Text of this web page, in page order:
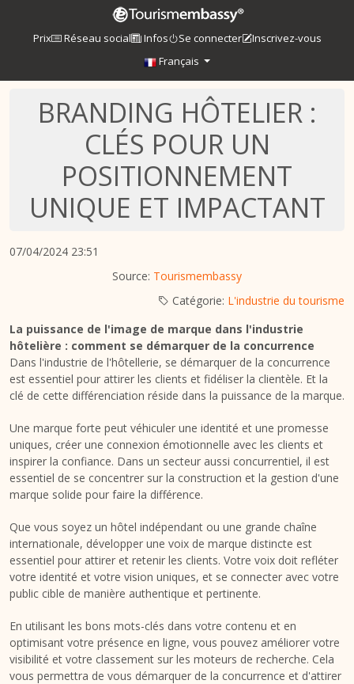
Prix Réseau social Infos Se connecter
Inscrivez-vous
Français
BRANDING HÔTELIER :
CLÉS POUR UN
POSITIONNEMENT
UNIQUE ET IMPACTANT
07/04/2024 23:51
Source: Tourismembassy
Catégorie: L'industrie du tourisme
La puissance de l'image de marque dans l'industrie
hôtelière : comment se démarquer de la concurrence
Dans l'industrie de l'hôtellerie, se démarquer de la concurrence
est essentiel pour attirer les clients et fidéliser la clientèle. Et la
clé de cette différenciation réside dans la puissance de la marque.
Une marque forte peut véhiculer une identité et une promesse
uniques, créer une connexion émotionnelle avec les clients et
inspirer la confiance. Dans un secteur aussi concurrentiel, il est
essentiel de se concentrer sur la construction et la gestion d'une
marque solide pour faire la différence.
Que vous soyez un hôtel indépendant ou une grande chaîne
internationale, développer une voix de marque distincte est
essentiel pour attirer et retenir les clients. Votre voix doit refléter
votre identité et votre vision uniques, et se connecter avec votre
public cible de manière authentique et pertinente.
En utilisant les bons mots-clés dans votre contenu et en
optimisant votre présence en ligne, vous pouvez améliorer votre
visibilité et votre classement sur les moteurs de recherche. Cela
vous permettra de vous démarquer de la concurrence et d'attirer